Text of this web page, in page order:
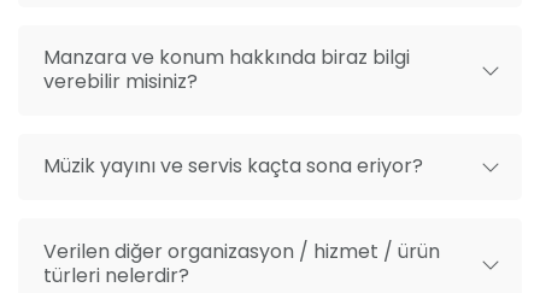
Manzara ve konum hakkında biraz bilgi
verebilir misiniz?
Müzik yayını ve servis kaçta sona eriyor?
Verilen diğer organizasyon / hizmet / ürün
türleri nelerdir?